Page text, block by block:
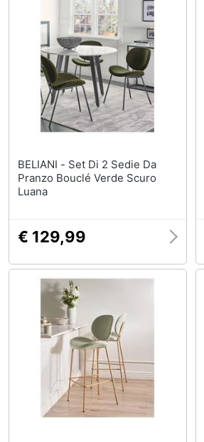
BELIANI - Set Di 2 Sedie Da
Pranzo Bouclé Verde Scuro
Luana
€ 129,99